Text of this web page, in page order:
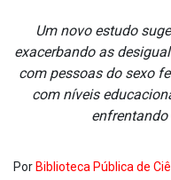
Um novo estudo
exacerbando as
com pessoas do sexo
com níveis
Por Biblioteca Pública de